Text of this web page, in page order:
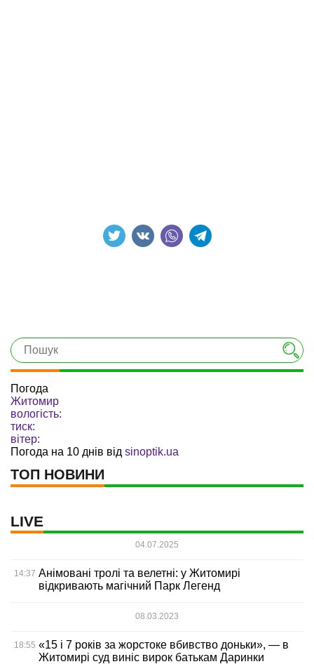
Погода
Житомир
вологість:
тиск:
вітер:
Погода на 10 днів від sinoptik.ua
ТОП НОВИНИ
LIVE
04.07.2025
14:37 Анімовані тролі та велетні: у Житомирі
відкривають магічний Парк Легенд
08.03.2023
18:55 «15 і 7 років за жорстоке вбивство доньки», — в
Житомирі суд виніс вирок батькам Даринки